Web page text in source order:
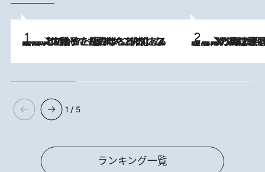
2026.8.5
【阿川佐和子さんの年とる力】なぜ70代で始めた趣味は“こんなに楽しい”のか？ ピアノ、俳句…スランプに陥っても続けられる“ある秘訣”とは 2026.8.7
「湘南乃風に憧れて」観客大盛上がりの“タオル回し”に、ラッパー顔負けの高速歌唱まで…さだまさし（74）のアグレッシブすぎる現在地
1 / 5
ランキング一覧